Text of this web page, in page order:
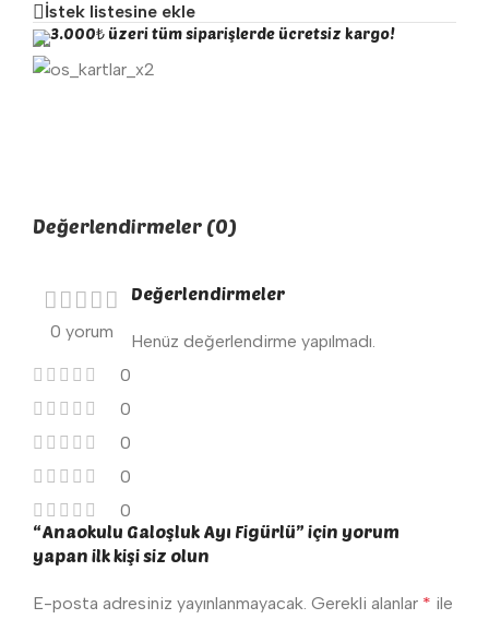
İstek listesine ekle
3.000₺ üzeri tüm siparişlerde ücretsiz kargo!
Değerlendirmeler (0)
0 yorum
0
0
0
0
0
Değerlendirmeler
Henüz değerlendirme yapılmadı.
“Anaokulu Galoşluk Ayı Figürlü” için yorum
yapan ilk kişi siz olun
E-posta adresiniz yayınlanmayacak. Gerekli alanlar * ile